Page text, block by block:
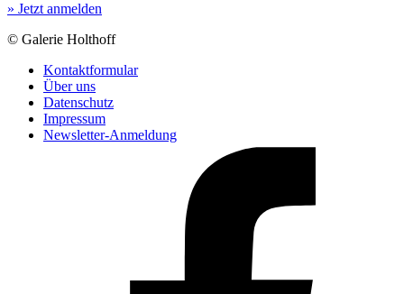
» Jetzt anmelden
© Galerie Holthoff
Kontaktformular
Über uns
Datenschutz
Impressum
Newsletter-Anmeldung